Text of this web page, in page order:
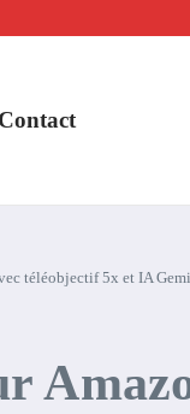
Contact
téléobjectif 5x et IA